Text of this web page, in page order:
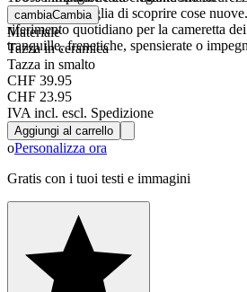
stimolano la voglia di scoprire cose
riferimento quotidiano per la cameretta
tranquille, frenetiche, spensierate o
cambiaCambia
Materiale
Tazza in ceramica
Tazza in smalto
CHF 39.95
CHF 23.95
IVA incl. escl. Spedizione
Aggiungi al carrello
oPersonalizza ora
Gratis con i tuoi testi e immagini